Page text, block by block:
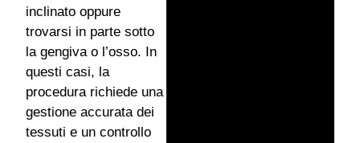
inclinato oppure
trovarsi in parte sotto
la gengiva o l’osso. In
questi casi, la
procedura richiede una
gestione accurata dei
tessuti e un controllo